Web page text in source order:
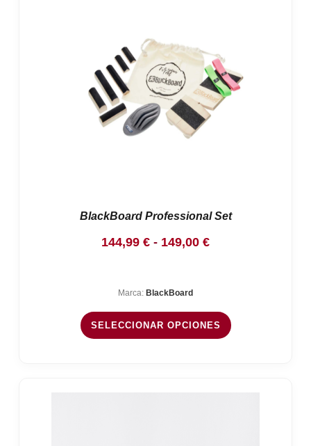
BlackBoard Professional Set
144,99 € - 149,00 €Rango
144,99 €
hasta
Marca: BlackBoard
SELECCIONAR OPCIONES